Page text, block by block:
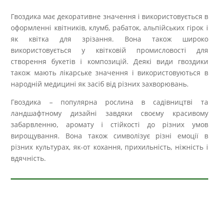
Гвоздика має декоративне значення і використовується в
оформленні квітників, клумб, рабаток, альпійських гірок і
як квітка для зрізання. Вона також широко
використовується у квітковій промисловості для
створення букетів і композицій. Деякі види гвоздики
також мають лікарське значення і використовуються в
народній медицині як засіб від різних захворювань.
Гвоздика – популярна рослина в садівництві та
ландшафтному дизайні завдяки своєму красивому
забарвленню, аромату і стійкості до різних умов
вирощування. Вона також символізує різні емоції в
різних культурах, як-от кохання, прихильність, ніжність і
вдячність.